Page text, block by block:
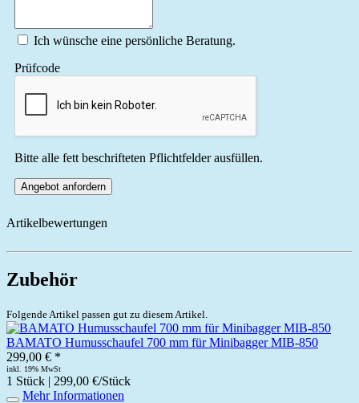
Ich wünsche eine persönliche Beratung.
Prüfcode
Bitte alle fett beschrifteten Pflichtfelder ausfüllen.
Angebot anfordern
Artikelbewertungen
Zubehör
Folgende Artikel passen gut zu diesem Artikel.
BAMATO Humusschaufel 700 mm für Minibagger MIB-850
299,00 € *
inkl. 19% MwSt
1 Stück | 299,00 €/Stück
Mehr Informationen